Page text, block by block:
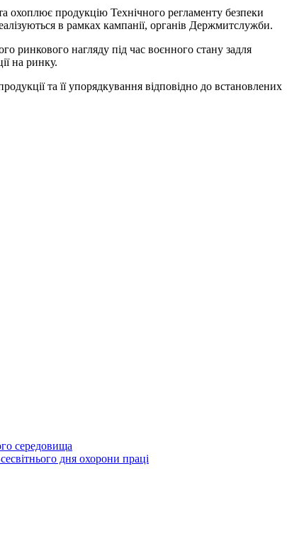
охоплює продукцію Технічного регламенту безпеки
в рамках кампанії, органів Держмитслужби.
ринкового нагляду під час воєнного стану задля
на ринку.
та її упорядкування відповідно до встановлених
середовища
дня охорони праці